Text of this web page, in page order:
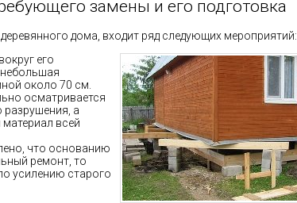
замены и его подготовка
дома, входит ряд следующих мероприятий:
его
около 70 см.
осматривается
разрушения, а
всей
что основанию
ремонт, то
усилению старого